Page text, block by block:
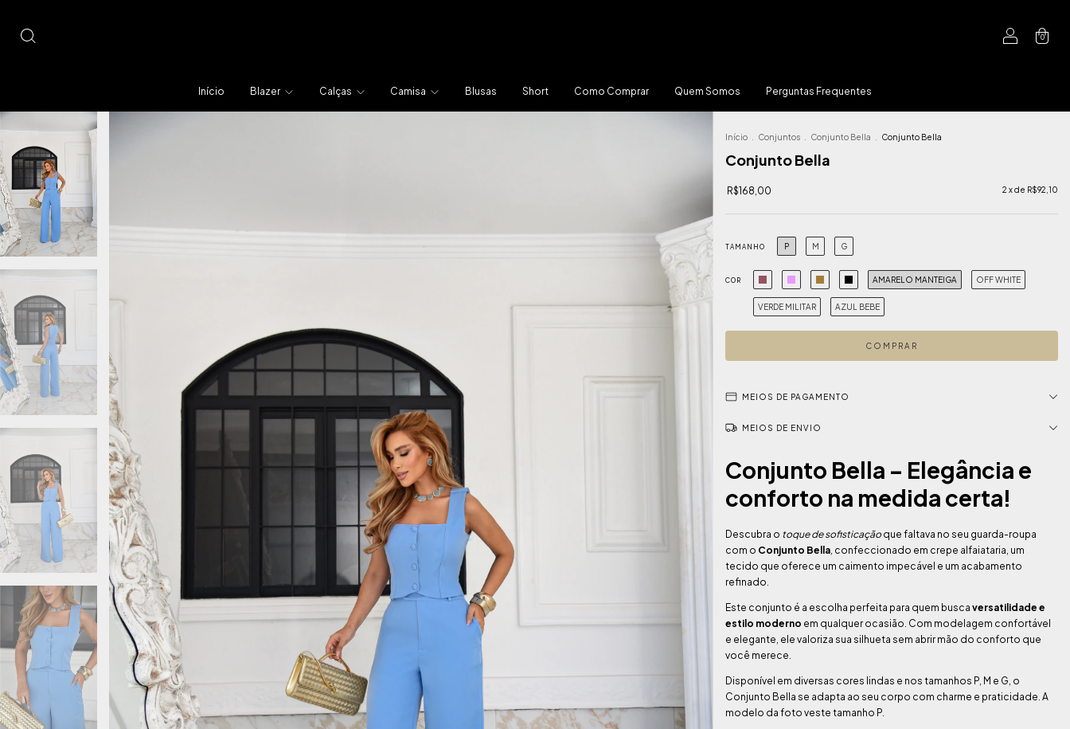
0
Início Blazer Calças Camisa Blusas Short Como Comprar Quem Somos Perguntas Frequentes
Início Conjuntos Conjunto Bella Conjunto Bella
Conjunto Bella
R$168,00 2 x de R$92,10
TAMANHO P M G
COR AMARELO MANTEIGA OFF WHITE
VERDE MILITAR AZUL BEBE
MEIOS DE PAGAMENTO
MEIOS DE ENVIO
Conjunto Bella – Elegância e
conforto na medida certa!
Descubra o toque de sofisticação que faltava no seu guarda-roupa
com o Conjunto Bella , confeccionado em crepe alfaiataria, um
tecido que oferece um caimento impecável e um acabamento
refinado.
Este conjunto é a escolha perfeita para quem busca versatilidade e
estilo moderno em qualquer ocasião. Com modelagem confortável
e elegante, ele valoriza sua silhueta sem abrir mão do conforto que
você merece.
Disponível em diversas cores lindas e nos tamanhos P, M e G, o
Conjunto Bella se adapta ao seu corpo com charme e praticidade. A
modelo da foto veste tamanho P.